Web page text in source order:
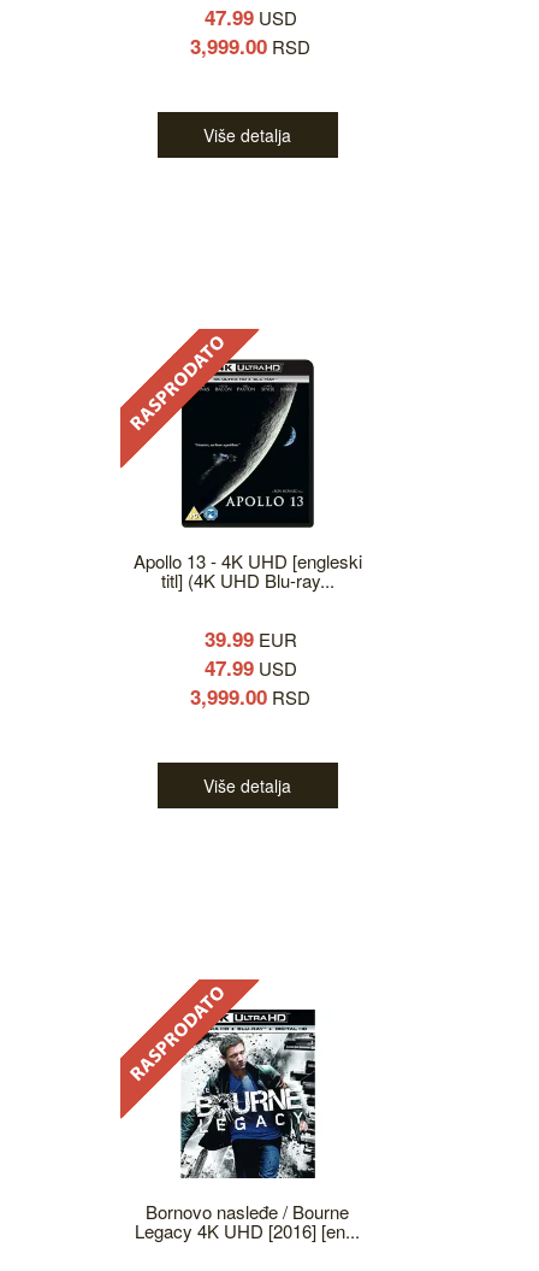
47.99USD
3,999.00 RSD
Više detalja
Apollo 13 - 4K UHD [engleski
titl] (4K UHD Blu-ray...
39.99EUR
47.99USD
3,999.00 RSD
Više detalja
Bornovo nasleđe / Bourne
Legacy 4K UHD [2016] [en...